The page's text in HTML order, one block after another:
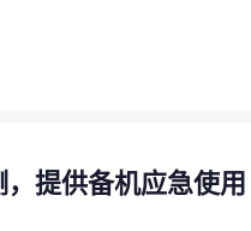
提供备机应急使用